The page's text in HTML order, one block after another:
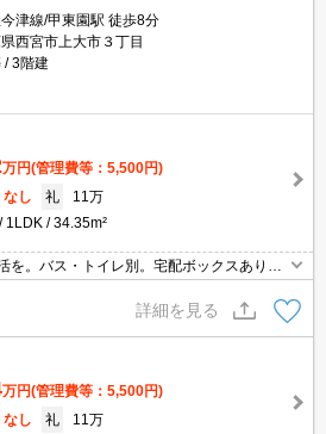
津線/甲東園駅 徒歩8分
西宮市上大市３丁目
3階建
万円(管理費等：5,500円)
なし 礼
11万
1LDK 34.35m²
を。バス・トイレ別。宅配ボックスあり。
ーネット無料で使い放題。防犯カメラ付き
式雨戸付き。室内洗濯機置場。ぜひお問い
詳細を見る
万円(管理費等：5,500円)
なし 礼
11万